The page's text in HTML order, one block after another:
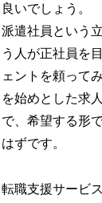
良いでしょう。
派遣社員という
う人が正社員を
ェントを頼って
を始めとした求
で、希望する形
はずです。
転職支援サービ